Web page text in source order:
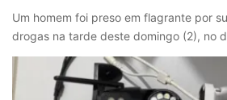
Um homem foi preso em flagrante por
drogas na tarde deste domingo (2), no